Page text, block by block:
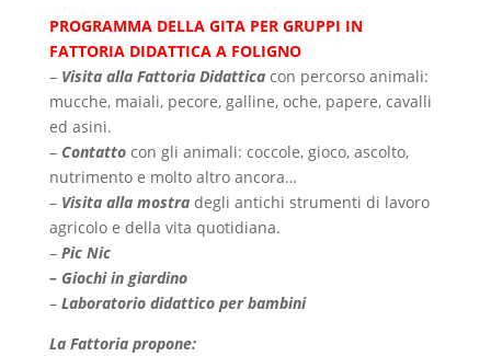
PROGRAMMA DELLA GITA PER GRUPPI IN
FATTORIA DIDATTICA A FOLIGNO
– Visita alla Fattoria Didatticacon percorso animali:
mucche, maiali, pecore, galline, oche, papere, cavalli
ed asini.
– Contattocon gli animali: coccole, gioco, ascolto,
nutrimento e molto altro ancora…
– Visita alla mostradegli antichi strumenti di lavoro
agricolo e della vita quotidiana.
– Pic Nic
– Giochi in giardino
– Laboratorio didattico per bambini
La Fattoria propone: